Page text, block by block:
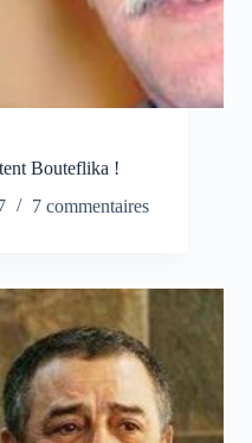
Bouteflika !
7 commentaires